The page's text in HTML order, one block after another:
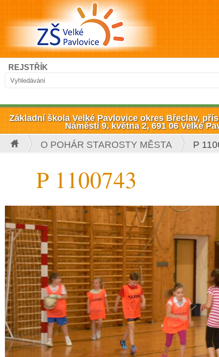
Přejít k hlavnímu obsahu
Vyhledávání
Hledat
REJSTŘÍK
Základní škola Velké Pavlovice okres Břeclav,
Náměstí 9. května 2, 691 06 Velké
Jste zde
O POHÁR STAROSTY MĚSTA P
P 1100743